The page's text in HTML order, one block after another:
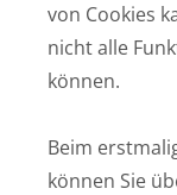
von Cookies
nicht alle
können.
Beim
können Sie